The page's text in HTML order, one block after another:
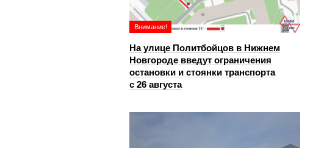
Внимание!
На улице Политбойцов в Нижнем
Новгороде введут ограничения
остановки и стоянки транспорта
с 26 августа